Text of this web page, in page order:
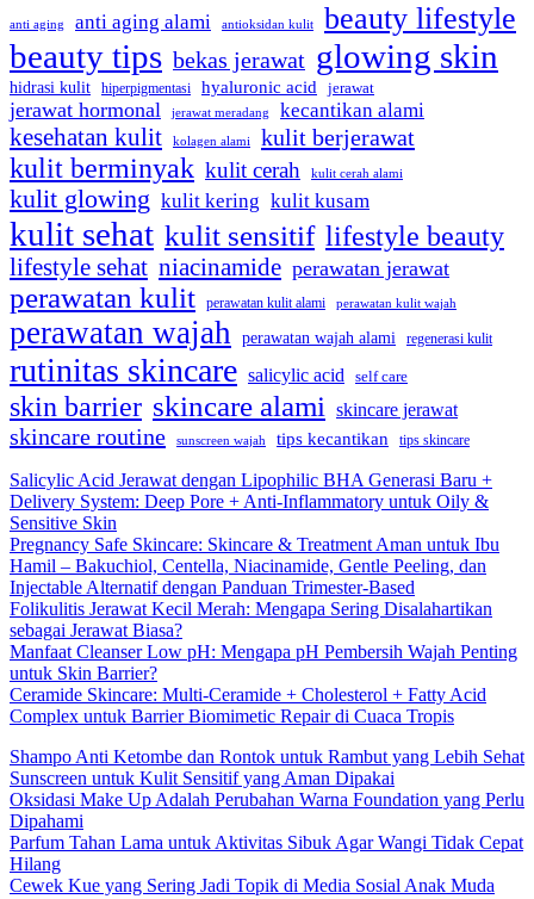
anti aging anti aging alami antioksidan kulit beauty lifestyle
beauty tips bekas jerawat glowing skin
hidrasi kulit hiperpigmentasi hyaluronic acid jerawat
jerawat hormonal jerawat meradang kecantikan alami
kesehatan kulit kolagen alami kulit berjerawat
kulit berminyak kulit cerah kulit cerah alami
kulit glowing kulit kering kulit kusam
kulit sehat kulit sensitif lifestyle beauty
lifestyle sehat niacinamide perawatan jerawat
perawatan kulit perawatan kulit alami perawatan kulit wajah
perawatan wajah perawatan wajah alami regenerasi kulit
rutinitas skincare salicylic acid self care
skin barrier skincare alami skincare jerawat
skincare routine sunscreen wajah tips kecantikan tips skincare
Salicylic Acid Jerawat dengan Lipophilic BHA Generasi Baru +
Delivery System: Deep Pore + Anti-Inflammatory untuk Oily &
Sensitive Skin
Pregnancy Safe Skincare: Skincare & Treatment Aman untuk Ibu
Hamil – Bakuchiol, Centella, Niacinamide, Gentle Peeling, dan
Injectable Alternatif dengan Panduan Trimester-Based
Folikulitis Jerawat Kecil Merah: Mengapa Sering Disalahartikan
sebagai Jerawat Biasa?
Manfaat Cleanser Low pH: Mengapa pH Pembersih Wajah Penting
untuk Skin Barrier?
Ceramide Skincare: Multi-Ceramide + Cholesterol + Fatty Acid
Complex untuk Barrier Biomimetic Repair di Cuaca Tropis
Shampo Anti Ketombe dan Rontok untuk Rambut yang Lebih Sehat
Sunscreen untuk Kulit Sensitif yang Aman Dipakai
Oksidasi Make Up Adalah Perubahan Warna Foundation yang Perlu
Dipahami
Parfum Tahan Lama untuk Aktivitas Sibuk Agar Wangi Tidak Cepat
Hilang
Cewek Kue yang Sering Jadi Topik di Media Sosial Anak Muda